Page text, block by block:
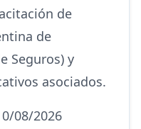
de
de
Seguros) y
asociados.
08/2026